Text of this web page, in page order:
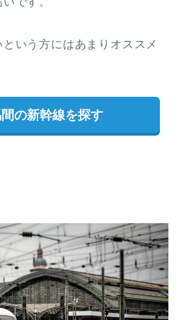
いう方にはあまりオススメ
の新幹線を探す